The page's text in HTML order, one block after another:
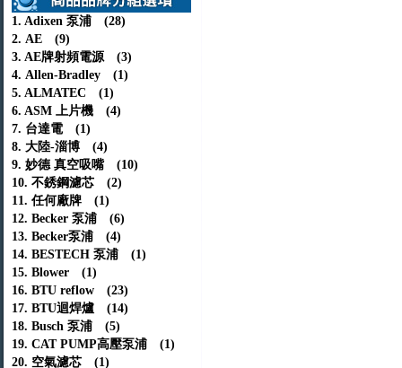
1. Adixen 泵浦 (28)
2. AE (9)
3. AE牌射頻電源 (3)
4. Allen-Bradley (1)
5. ALMATEC (1)
6. ASM 上片機 (4)
7. 台達電 (1)
8. 大陸-淄博 (4)
9. 妙德 真空吸嘴 (10)
10. 不銹鋼濾芯 (2)
11. 任何廠牌 (1)
12. Becker 泵浦 (6)
13. Becker泵浦 (4)
14. BESTECH 泵浦 (1)
15. Blower (1)
16. BTU reflow (23)
17. BTU迴焊爐 (14)
18. Busch 泵浦 (5)
19. CAT PUMP高壓泵浦 (1)
20. 空氣濾芯 (1)